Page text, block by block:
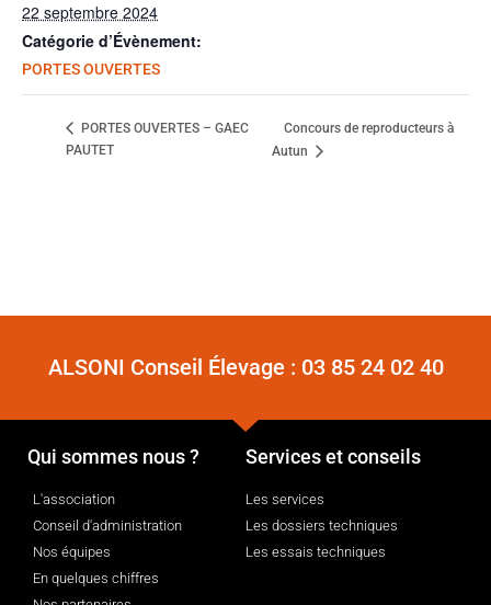
22 septembre 2024
Catégorie d’Évènement:
PORTES OUVERTES
PORTES OUVERTES – GAEC
PAUTET
Concours de reproducteurs à
Autun
ALSONI Conseil Élevage : 03 85 24 02 40
Qui sommes nous ?
L'association
Conseil d'administration
Nos équipes
En quelques chiffres
Services et conseils
Les services
Les dossiers techniques
Les essais techniques